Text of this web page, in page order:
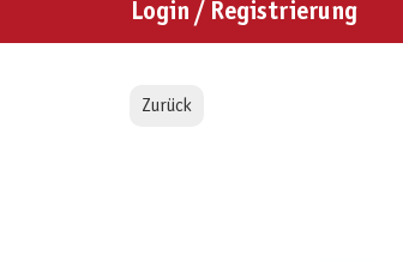
Login / Registrierung
Zurück